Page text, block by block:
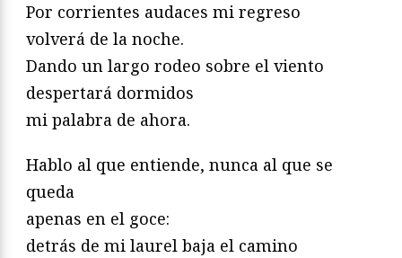
Por corrientes audaces mi regreso
volverá de la noche.
Dando un largo rodeo sobre el viento
despertará dormidos
mi palabra de ahora.
Hablo al que entiende, nunca al que se
queda
apenas en el goce:
detrás de mi laurel baja el camino